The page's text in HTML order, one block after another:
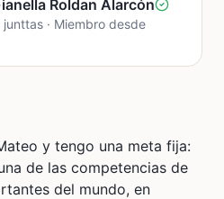
Roldan Alarcón
junttas · Miembro desde
y tengo una meta fija:
de las competencias de
del mundo, en